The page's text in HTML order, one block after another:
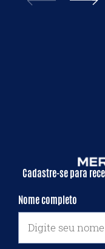
Cadastre-se para
Nome completo